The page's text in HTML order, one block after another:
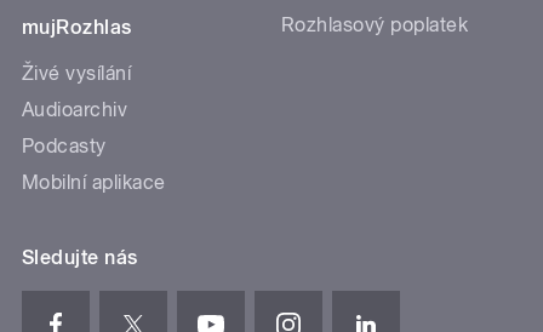
mujRozhlas
Živé vysílání
Audioarchiv
Podcasty
Mobilní aplikace
Rozhlasový poplatek
Sledujte nás